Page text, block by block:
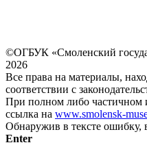
©ОГБУК «Смоленский
2026
Все права на материалы,
соответствии с
При полном либо частичном
ссылка на www.smolensk-
Обнаружив в тексте ошибку,
Enter